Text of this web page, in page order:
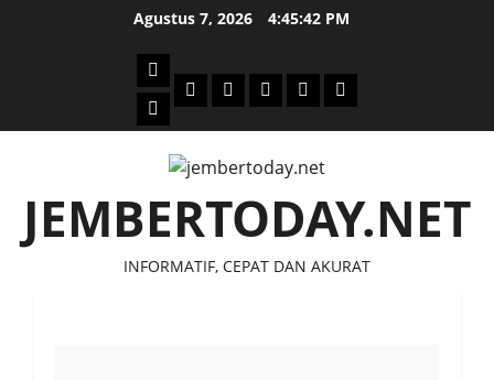
Agustus 7, 2026 4:45:42 PM
Beranda
News
PolitikOtomotifEkonomiSosialtentang
JEMBERTODAY.NET
INFORMATIF, CEPAT DAN AKURAT